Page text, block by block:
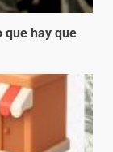
que hay que